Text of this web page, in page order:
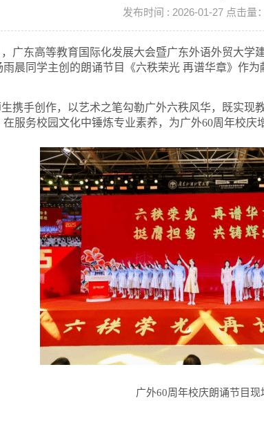
发布时间 : 2026-01-27 点击量：
，广东高等教育国际化发展大会暨广东外语外贸大学
晨同学主创的朗诵节目《六秩荣光 再谱华章》作
携手创作，以艺术之笔勾勒广外六秩风华，既实现
服务校园文化中锤炼专业素养，为广外60周年校庆
广外60周年校庆朗诵节目现